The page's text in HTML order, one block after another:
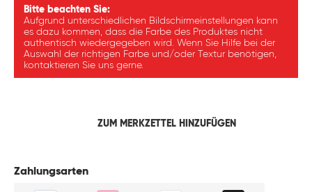
Bitte beachten Sie:
Aufgrund unterschiedlichen Bildschirmeinstellungen kann
es dazu kommen, dass die Farbe des Produktes nicht
authentisch wiedergegeben wird. Wenn Sie Hilfe bei der
Auswahl der richtigen Farbe und/oder Textur benötigen,
kontaktieren Sie uns gerne.
ZUM MERKZETTEL HINZUFÜGEN
Zahlungsarten